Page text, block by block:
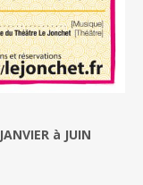
JANVIER à JUIN